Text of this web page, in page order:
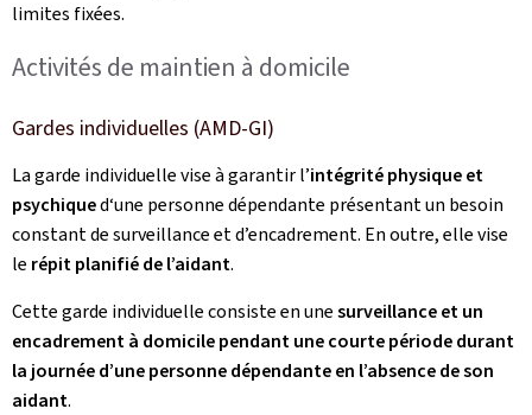
limites fixées.
Activités de maintien à domicile
Gardes individuelles (AMD-GI)
La garde individuelle vise à garantir l’intégrité physique et
psychiqued‘une personne dépendante présentant un besoin
constant de surveillance et d’encadrement. En outre, elle vise
le répit planifié de l’aidant.
Cette garde individuelle consiste en unesurveillance et un
encadrement à domicile pendant une courte période durant
la journée d’une personne dépendante en l’absence de son
aidant.